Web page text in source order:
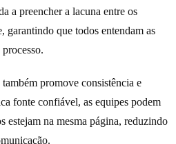
a preencher a lacuna entre os
garantindo que todos entendam as
promove consistência e
fonte confiável, as equipes podem
estejam na mesma página, reduzindo